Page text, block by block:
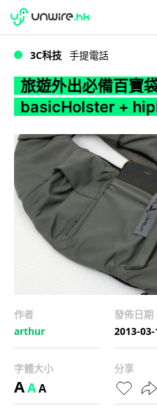
WWDC 2026
3C科技 手提電話
旅遊外出必備百寶
basicHolster +
作者
arthur
發佈日期
2013-03-
字體大小
AAA
分享